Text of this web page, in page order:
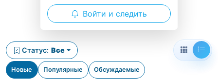
Войти и следить
Новые Популярные Обсуждаемые
Статус: Все